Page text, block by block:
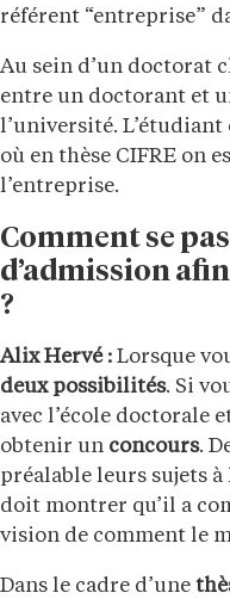
référent “entreprise”
Au sein d’un doctorat
entre un doctorant et
l’université.
où en thèse CIFRE on
l’entreprise.
Comment se
d’admission
?
Alix Hervé : Lorsque
deux possibilités. Si
avec l’école doctorale
obtenir un concours.
préalable leurs sujets
doit montrer qu’il a
vision de comment le
Dans le cadre d’une